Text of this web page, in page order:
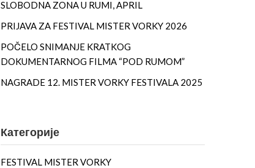
SLOBODNA ZONA U RUMI, APRIL
PRIJAVA ZA FESTIVAL MISTER VORKY 2026
POČELO SNIMANJE KRATKOG
DOKUMENTARNOG FILMA “POD RUMOM”
NAGRADE 12. MISTER VORKY FESTIVALA 2025
Категорије
FESTIVAL MISTER VORKY